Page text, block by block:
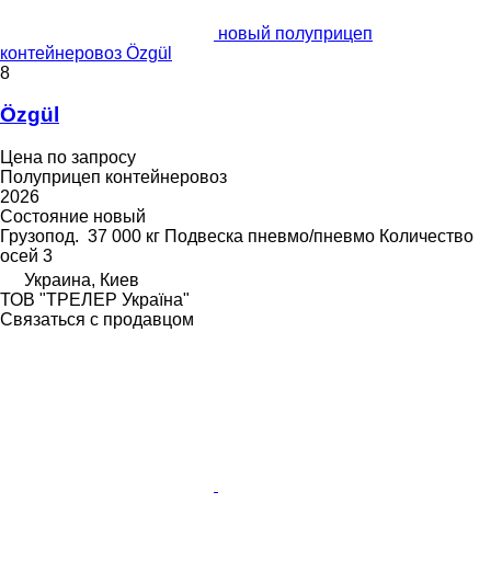
новый полуприцеп
контейнеровоз Özgül
8
Özgül
Цена по запросу
Полуприцеп контейнеровоз
2026
Состояние новый
Грузопод. 37 000 кг Подвеска пневмо/пневмо Количество
осей 3
Украина, Киев
ТОВ "ТРЕЛЕР Україна"
Связаться с продавцом